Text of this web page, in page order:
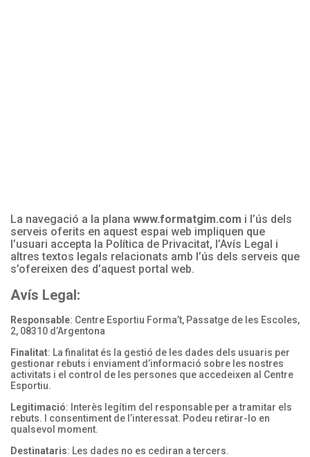
La navegació a la plana www.formatgim.com i l’ús dels
serveis oferits en aquest espai web impliquen que
l’usuari accepta la Política de Privacitat, l’Avís Legal i
altres textos legals relacionats amb l’ús dels serveis que
s’ofereixen des d’aquest portal web.
Avís Legal:
Responsable: Centre Esportiu Forma’t, Passatge de les Escoles,
2, 08310 d’Argentona
Finalitat: La finalitat és la gestió de les dades dels usuaris per
gestionar rebuts i enviament d’informació sobre les nostres
activitats i el control de les persones que accedeixen al Centre
Esportiu.
Legitimació: Interès legítim del responsable per a tramitar els
rebuts. I consentiment de l’interessat. Podeu retirar-lo en
qualsevol moment.
Destinataris: Les dades no es cediran a tercers.